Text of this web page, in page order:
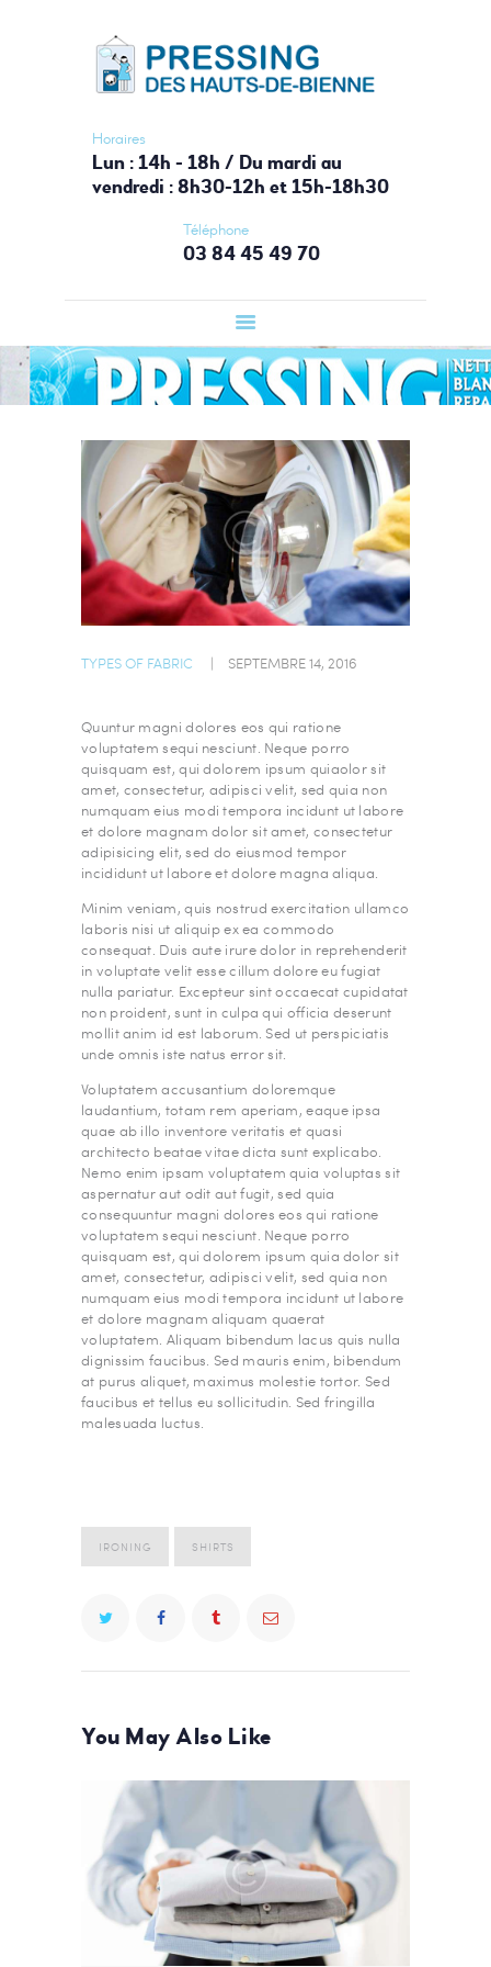
Horaires
Lun : 14h - 18h / Du mardi au
vendredi : 8h30-12h et 15h-18h30
Téléphone
03 84 45 49 70
PRESSING HAUTS-DE-BIENNE
Votre laverie du Haut-Jura
PRESSING
LAVERIE
AUTOMATIQUE
BOUTIQUE
CONTACT
TYPES OF FABRIC SEPTEMBRE 14, 2016
Quuntur magni dolores eos qui ratione
voluptatem sequi nesciunt. Neque porro
quisquam est, qui dolorem ipsum quiaolor sit
amet, consectetur, adipisci velit, sed quia non
numquam eius modi tempora incidunt ut labore
et dolore magnam dolor sit amet, consectetur
adipisicing elit, sed do eiusmod tempor
incididunt ut labore et dolore magna aliqua.
Minim veniam, quis nostrud exercitation ullamco
laboris nisi ut aliquip ex ea commodo
consequat. Duis aute irure dolor in reprehenderit
in voluptate velit esse cillum dolore eu fugiat
nulla pariatur. Excepteur sint occaecat cupidatat
non proident, sunt in culpa qui officia deserunt
mollit anim id est laborum. Sed ut perspiciatis
unde omnis iste natus error sit.
Voluptatem accusantium doloremque
laudantium, totam rem aperiam, eaque ipsa
quae ab illo inventore veritatis et quasi
architecto beatae vitae dicta sunt explicabo.
Nemo enim ipsam voluptatem quia voluptas sit
aspernatur aut odit aut fugit, sed quia
consequuntur magni dolores eos qui ratione
voluptatem sequi nesciunt. Neque porro
quisquam est, qui dolorem ipsum quia dolor sit
amet, consectetur, adipisci velit, sed quia non
numquam eius modi tempora incidunt ut labore
et dolore magnam aliquam quaerat
voluptatem. Aliquam bibendum lacus quis nulla
dignissim faucibus. Sed mauris enim, bibendum
at purus aliquet, maximus molestie tortor. Sed
faucibus et tellus eu sollicitudin. Sed fringilla
malesuada luctus.
IRONING SHIRTS
You May Also Like